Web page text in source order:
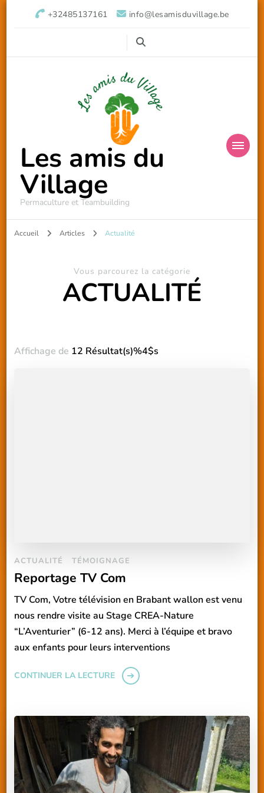
+32485137161 info@lesamisduvillage.be
Les amis du
Village
Permaculture et Teambuilding
Accueil Articles Actualité
Vous parcourez la catégorie
ACTUALITÉ
Affichage de 12 Résultat(s)%4$s
ACTUALITÉ TÉMOIGNAGE
Reportage TV Com
TV Com, Votre télévision en Brabant wallon est venu
nous rendre visite au Stage CREA-Nature
“L’Aventurier” (6-12 ans). Merci à l’équipe et bravo
aux enfants pour leurs interventions
CONTINUER LA LECTURE